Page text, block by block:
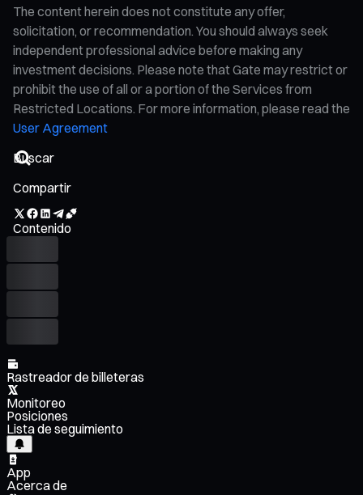
The content herein does not constitute any offer,
solicitation, or recommendation. You should always seek
independent professional advice before making any
investment decisions. Please note that Gate may restrict or
prohibit the use of all or a portion of the Services from
Restricted Locations. For more information, please read the
User Agreement
Compartir
Contenido
Rastreador de billeteras
Monitoreo
Posiciones
Lista de seguimiento
App
Acerca de